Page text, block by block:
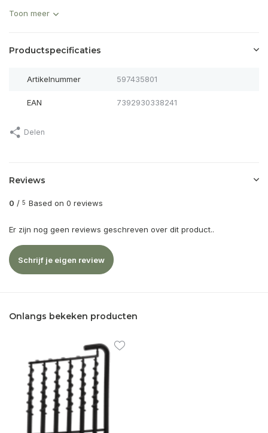
Toon meer
Productspecificaties
Artikelnummer 597435801
EAN 7392930338241
Delen
Reviews
0 / 5 Based on 0 reviews
Er zijn nog geen reviews geschreven over dit product..
Schrijf je eigen review
Onlangs bekeken producten